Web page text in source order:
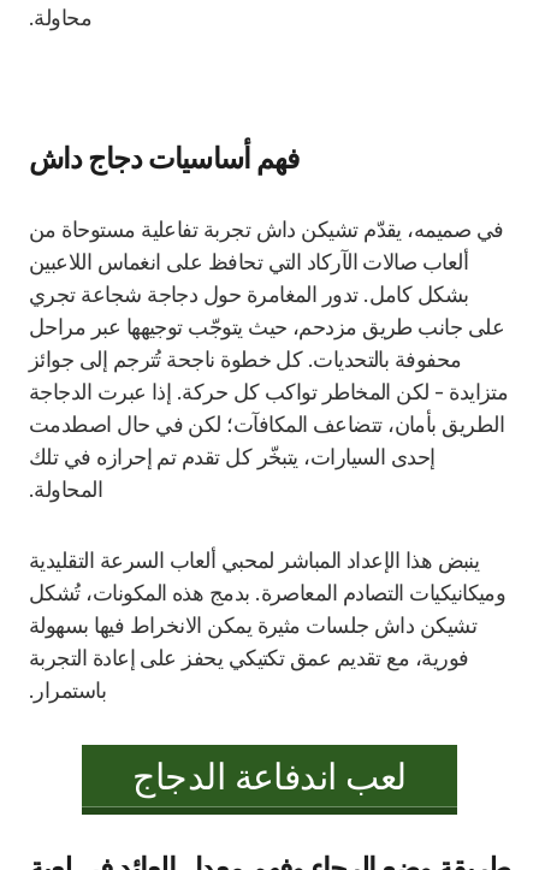
محاولة.
فهم أساسيات دجاج داش
في صميمه، يقدّم تشيكن داش تجربة تفاعلية مستوحاة من
ألعاب صالات الآركاد التي تحافظ على انغماس اللاعبين
بشكل كامل. تدور المغامرة حول دجاجة شجاعة تجري
على جانب طريق مزدحم، حيث يتوجّب توجيهها عبر مراحل
محفوفة بالتحديات. كل خطوة ناجحة تُترجم إلى جوائز
متزايدة - لكن المخاطر تواكب كل حركة. إذا عبرت الدجاجة
الطريق بأمان، تتضاعف المكافآت؛ لكن في حال اصطدمت
إحدى السيارات، يتبخّر كل تقدم تم إحرازه في تلك
المحاولة.
ينبض هذا الإعداد المباشر لمحبي ألعاب السرعة التقليدية
وميكانيكيات التصادم المعاصرة. بدمج هذه المكونات، تُشكل
تشيكن داش جلسات مثيرة يمكن الانخراط فيها بسهولة
فورية، مع تقديم عمق تكتيكي يحفز على إعادة التجربة
باستمرار.
لعب اندفاعة الدجاج